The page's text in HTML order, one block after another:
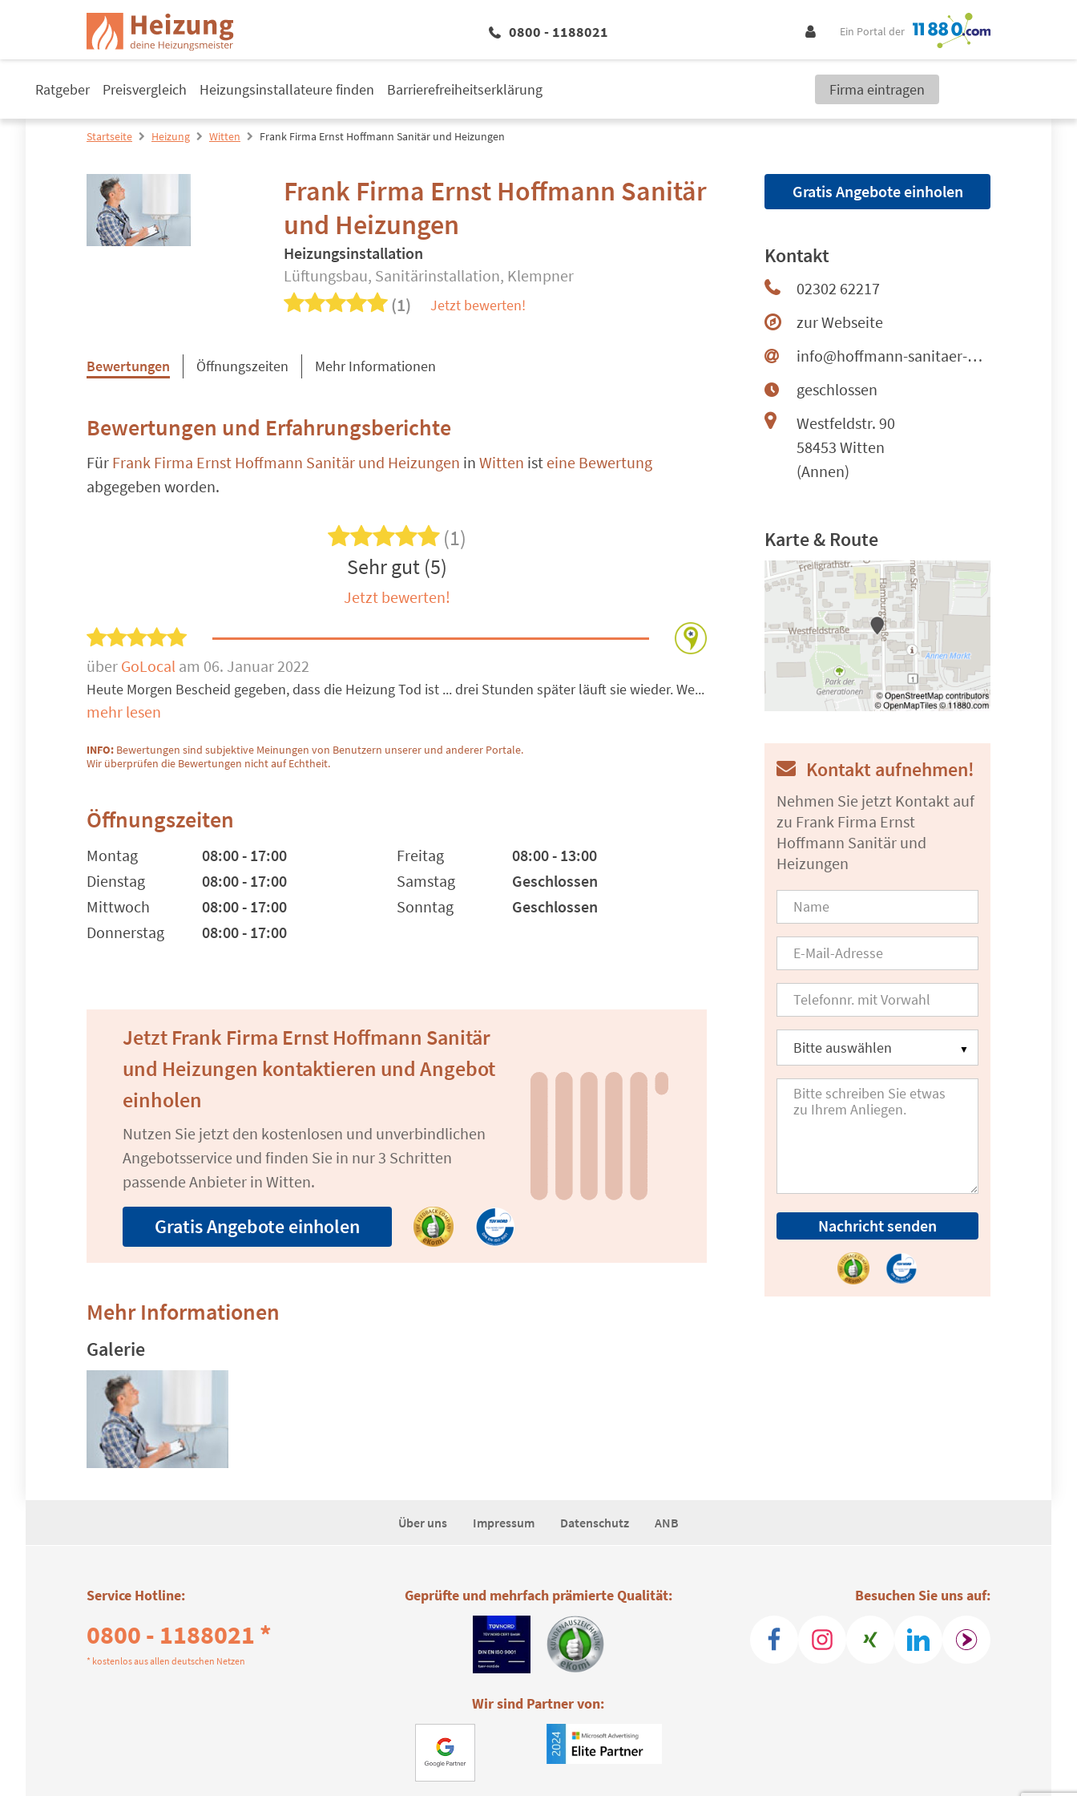
0800 - 1188021 Ein Portal der
Ratgeber Preisvergleich Heizungsinstallateure finden Barrierefreiheitserklärung Firma eintragen
Startseite Heizung Witten Frank Firma Ernst Hoffmann Sanitär und Heizungen
Frank Firma Ernst Hoffmann Sanitär
und Heizungen
Heizungsinstallation
Lüftungsbau, Sanitärinstallation, Klempner
(1) Jetzt bewerten!
Bewertungen Öffnungszeiten Mehr Informationen
Bewertungen und Erfahrungsberichte
Für Frank Firma Ernst Hoffmann Sanitär und Heizungen in Witten ist eine Bewertung
abgegeben worden.
(1)
Sehr gut (5)
Jetzt bewerten!
über GoLocal am 06. Januar 2022
Heute Morgen Bescheid gegeben, dass die Heizung Tod ist ... drei Stunden später läuft sie wieder. We...
mehr lesen
INFO: Bewertungen sind subjektive Meinungen von Benutzern unserer und anderer Portale.
Wir überprüfen die Bewertungen nicht auf Echtheit.
Öffnungszeiten
Montag
08:00 - 17:00
Dienstag
08:00 - 17:00
Mittwoch
08:00 - 17:00
Donnerstag
08:00 - 17:00
Freitag
08:00 - 13:00
Samstag
Geschlossen
Sonntag
Geschlossen
Jetzt Frank Firma Ernst Hoffmann Sanitär
und Heizungen kontaktieren und Angebot
einholen
Nutzen Sie jetzt den kostenlosen und unverbindlichen
Angebotsservice und finden Sie in nur 3 Schritten
passende Anbieter in Witten.
Gratis Angebote einholen
Mehr Informationen
Galerie
Gratis Angebote einholen
Kontakt
02302 62217
zur Webseite
info@hoffmann-sanitaer-heizung.de
geschlossen
Westfeldstr. 90
58453 Witten
(Annen)
Karte & Route
Kontakt aufnehmen!
Nehmen Sie jetzt Kontakt auf
zu Frank Firma Ernst
Hoffmann Sanitär und
Heizungen
Nachricht senden
Über uns Impressum Datenschutz ANB
Service Hotline:
0800 - 1188021 *
* kostenlos aus allen deutschen Netzen
Besuchen Sie uns auf:
Geprüfte und mehrfach prämierte Qualität:
Wir sind Partner von: